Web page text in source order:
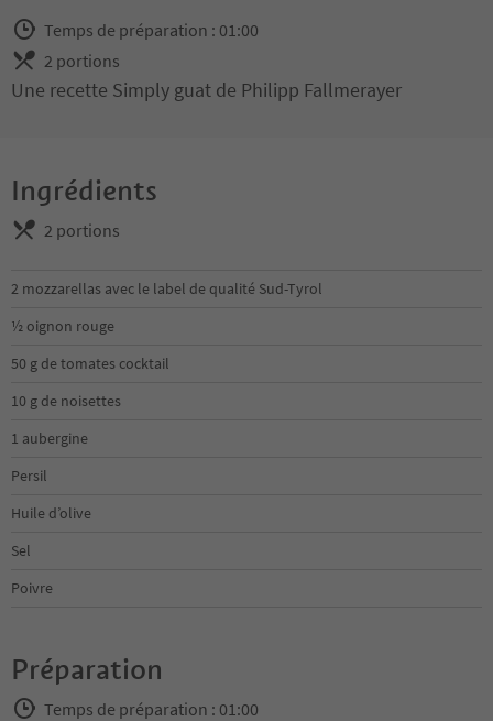
Temps de préparation : 01:00
2 portions
Une recette Simply guat de Philipp Fallmerayer
Ingrédients
2 portions
2 mozzarellas avec le label de qualité Sud-Tyrol
½ oignon rouge
50 g de tomates cocktail
10 g de noisettes
1 aubergine
Persil
Huile d’olive
Sel
Poivre
Préparation
Temps de préparation : 01:00